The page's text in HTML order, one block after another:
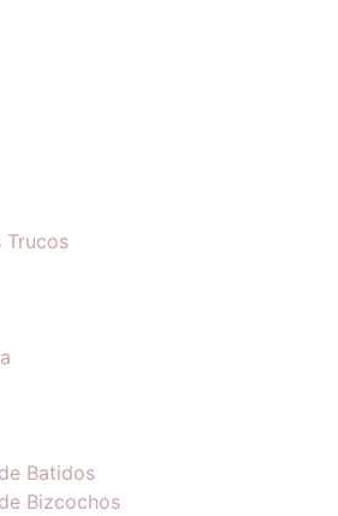
Trucos
Batidos
Bizcochos